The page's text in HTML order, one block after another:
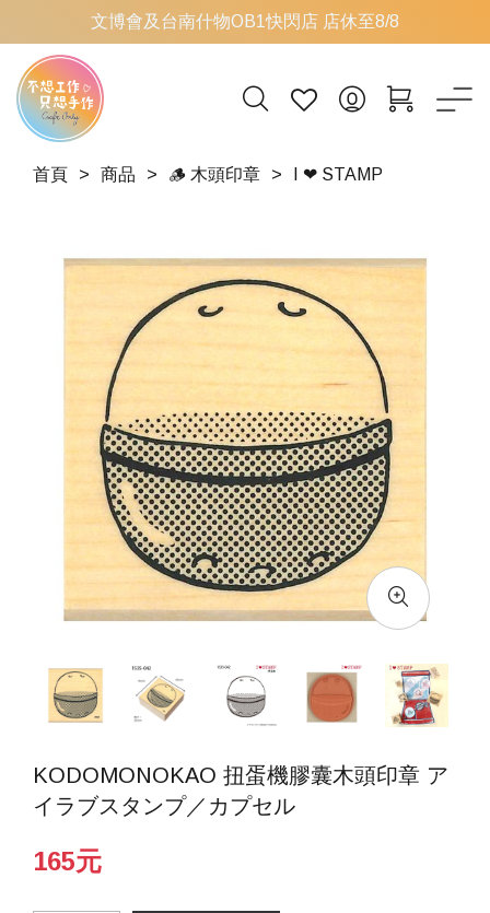
文博會及台南什物OB1快閃店 店休至8/8
首頁 商品 🪵 木頭印章 I ❤ STAMP
KODOMONOKAO 扭蛋機膠囊木頭印章 ア
イラブスタンプ／カプセル
165元